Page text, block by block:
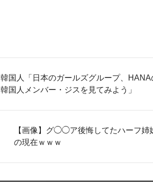
韓国人「日本のガールズグループ、HANA
韓国人メンバー・ジスを見てみよう」
【画像】グ◯◯ア後悔してたハーフ姉
の現在ｗｗｗ